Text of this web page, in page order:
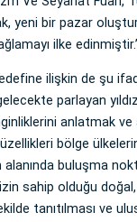
yeni bir pazar
ilke
ilişkin de şu
parlayan
anlatmak ve
bölge
buluşma
sahip olduğu
tanıtılması ve